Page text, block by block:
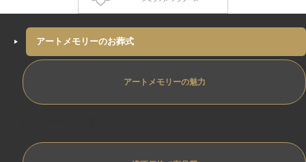
アートメモリーのお葬式
アートメモリーの魅力